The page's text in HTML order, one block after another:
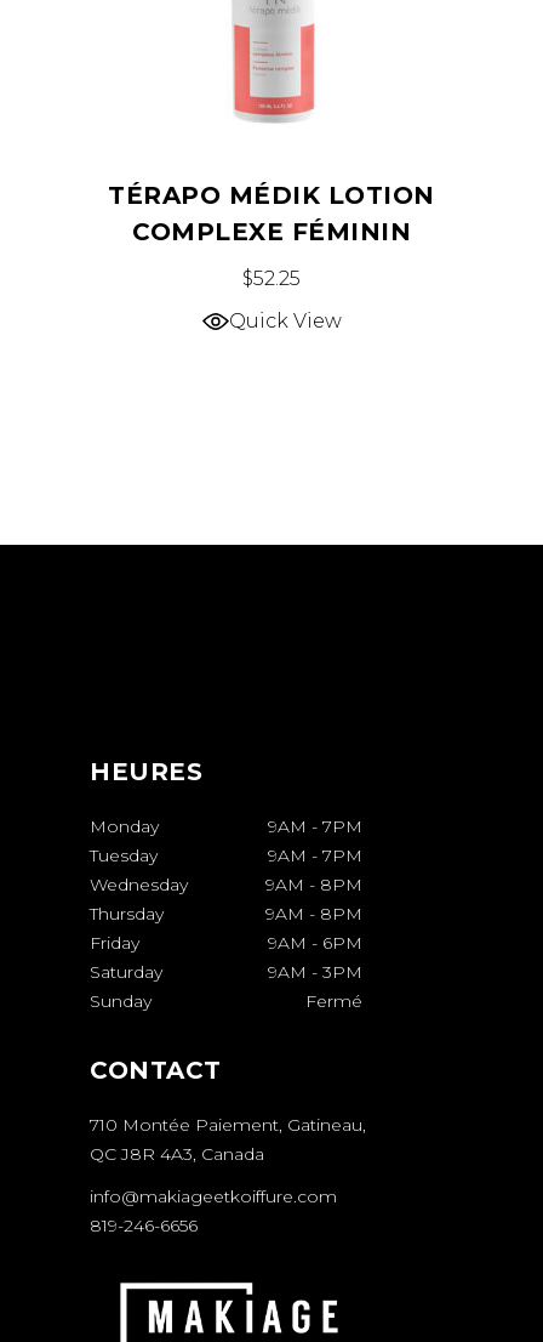
TÉRAPO MÉDIK LOTION
COMPLEXE FÉMININ
$52.25
Quick View
CONTACT
710 Montée Paiement, Gatineau,
QC J8R 4A3, Canada
info@makiageetkoiffure.com
819-246-6656
HEURES
Monday 9AM - 7PM
Tuesday
9AM - 7PM
Wednesday
9AM - 8PM
Thursday
9AM - 8PM
Friday
9AM - 6PM
Saturday
9AM - 3PM
Sunday
Fermé